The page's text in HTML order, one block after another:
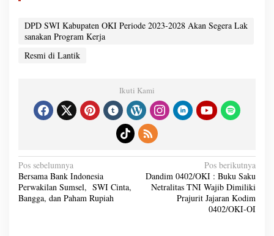
DPD SWI Kabupaten OKI Periode 2023-2028 Akan Segera Lak
sanakan Program Kerja
Resmi di Lantik
Ikuti Kami
N
a
v
i
g
a
Pos sebelumnya
Bersama Bank Indonesia
Perwakilan Sumsel, SWI Cinta,
Bangga, dan Paham Rupiah
Pos berikutnya
Dandim 0402/OKI : Buku Saku
Netralitas TNI Wajib Dimiliki
Prajurit Jajaran Kodim
0402/OKI-OI